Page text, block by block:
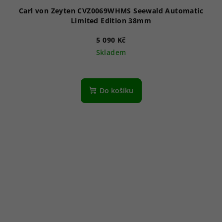
Carl von Zeyten CVZ0069WHMS Seewald Automatic
Limited Edition 38mm
5 090 Kč
Skladem
Do košíku